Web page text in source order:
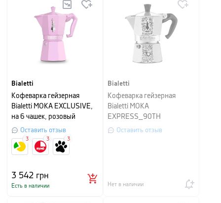
Bialetti
Кофеварка гейзерная
Bialetti MOKA EXCLUSIVE,
на 6 чашек, розовый
Оставить отзыв
3 542 грн
Есть в наличии
3 3 3
Bialetti
Кофеварка гейзерная
Bialetti MOKA
EXPRESS_90TH
ANNIVERSARY, на 3 чашки,
Оставить отзыв
Нет в наличии